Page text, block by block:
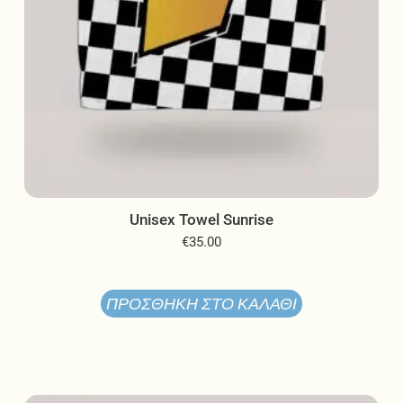
Unisex Towel Sunrise
€35.00
ΠΡΟΣΘΉΚΗ ΣΤΟ ΚΑΛΆΘΙ
προϊόντος